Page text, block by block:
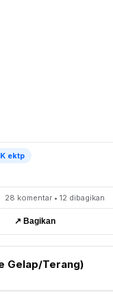
ektp
28 komentar • 12 dibagikan
↗️ Bagikan
Gelap/Terang)